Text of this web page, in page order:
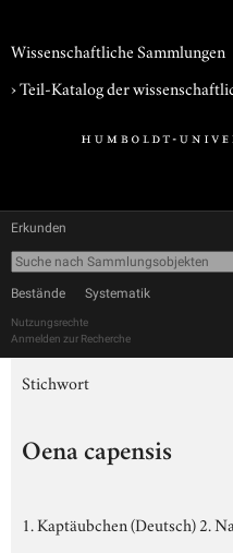
Wissenschaftliche Sammlungen
› Teil-Katalog der
Erkunden
Bestände Systematik
Nutzungsrechte
Anmelden zur Recherche
Stichwort
Oena capensis
1. Kaptäubchen (Deutsch) 2.